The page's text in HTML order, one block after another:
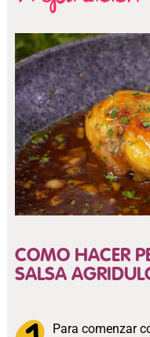
COMO HACER
SALSA
Para comenzar